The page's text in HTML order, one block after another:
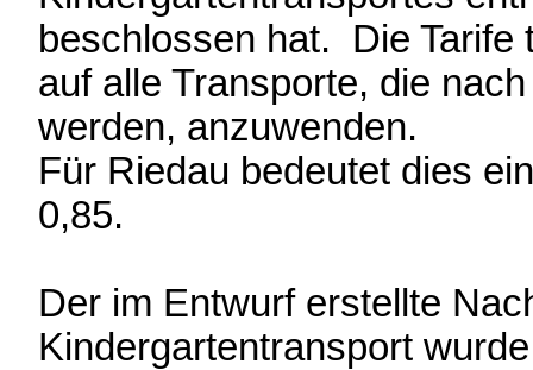
beschlossen hat. Die Tarife
auf alle Transporte, die
werden, anzuwenden.
Für Riedau bedeutet dies
0,85.
Der im Entwurf erstellte
Kindergartentransport